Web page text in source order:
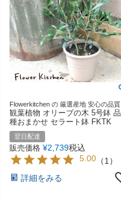
Flowerkitchen の 厳選産地 安心の品質
観葉植物 オリーブの木 5号鉢 品
種おまかせ セラート鉢 FKTK
翌日配達
販売価格 ¥2,739税込
5.00 （1 ）
詳細をみる